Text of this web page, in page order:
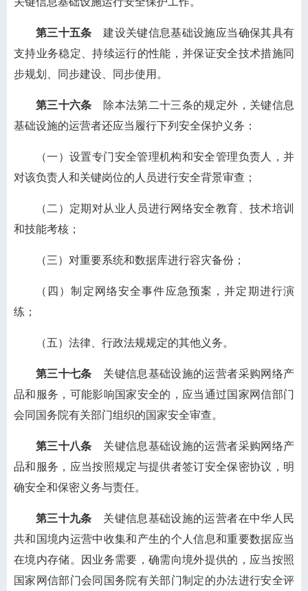
第三十五条 建设关键信息基础设施应当确保其具有
支持业务稳定、持续运行的性能，并保证安全技术措施同
步规划、同步建设、同步使用。
第三十六条 除本法第二十三条的规定外，关键信息
基础设施的运营者还应当履行下列安全保护义务：
（一）设置专门安全管理机构和安全管理负责人，并
对该负责人和关键岗位的人员进行安全背景审查；
（二）定期对从业人员进行网络安全教育、技术培训
和技能考核；
（三）对重要系统和数据库进行容灾备份；
（四）制定网络安全事件应急预案，并定期进行演
练；
（五）法律、行政法规规定的其他义务。
第三十七条 关键信息基础设施的运营者采购网络产
品和服务，可能影响国家安全的，应当通过国家网信部门
会同国务院有关部门组织的国家安全审查。
第三十八条 关键信息基础设施的运营者采购网络产
品和服务，应当按照规定与提供者签订安全保密协议，明
确安全和保密义务与责任。
第三十九条 关键信息基础设施的运营者在中华人民
共和国境内运营中收集和产生的个人信息和重要数据应当
在境内存储。因业务需要，确需向境外提供的，应当按照
国家网信部门会同国务院有关部门制定的办法进行安全评